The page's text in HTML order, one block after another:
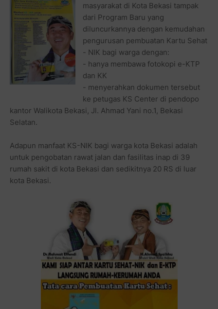
masyarakat di Kota Bekasi tampak
dari Program Baru yang
diluncurkannya dengan kemudahan
pengurusan pembuatan Kartu Sehat
- NIK bagi warga dengan:
- hanya membawa fotokopi e-KTP
dan KK
- menyerahkan dokumen tersebut
ke petugas KS Center di pendopo
kantor Walikota Bekasi, Jl. Ahmad Yani no.1, Bekasi
Selatan.
Adapun manfaat KS-NIK bagi warga kota Bekasi adalah
untuk pengobatan rawat jalan dan fasilitas inap di 39
rumah sakit di kota Bekasi dan sedikitnya 20 RS di luar
kota Bekasi.